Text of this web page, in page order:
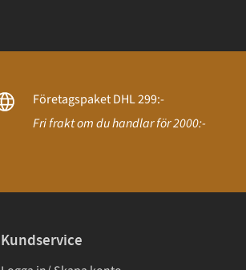
Företagspaket DHL 299:-
Fri frakt om du handlar för 2000:-
Kundservice